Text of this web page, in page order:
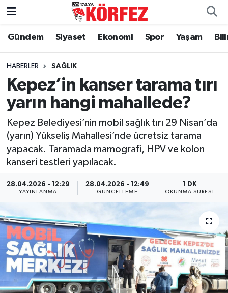
Gündem Siyaset Ekonomi Spor Yaşam
HABERLER SAĞLIK
Kepez’in kanser tarama tırı
yarın hangi mahallede?
Kepez Belediyesi’nin mobil sağlık tırı 29 Nisan’da
(yarın) Yükseliş Mahallesi’nde ücretsiz tarama
yapacak. Taramada mamografi, HPV ve kolon
kanseri testleri yapılacak.
28.04.2026 - 12:29
YAYINLANMA
28.04.2026 - 12:49
GÜNCELLEME
1 DK
OKUNMA SÜRESI
Gündem
Siyaset
Yerel Yönetim
Spor
Yaşam
Asayiş
Dünya
Eğitim
Sağlık
Nöbetçi Eczaneler
Hava Durumu
Trafik Durumu
Tüm Manşetler
Son Dakika Haberleri
Haber Arşivi